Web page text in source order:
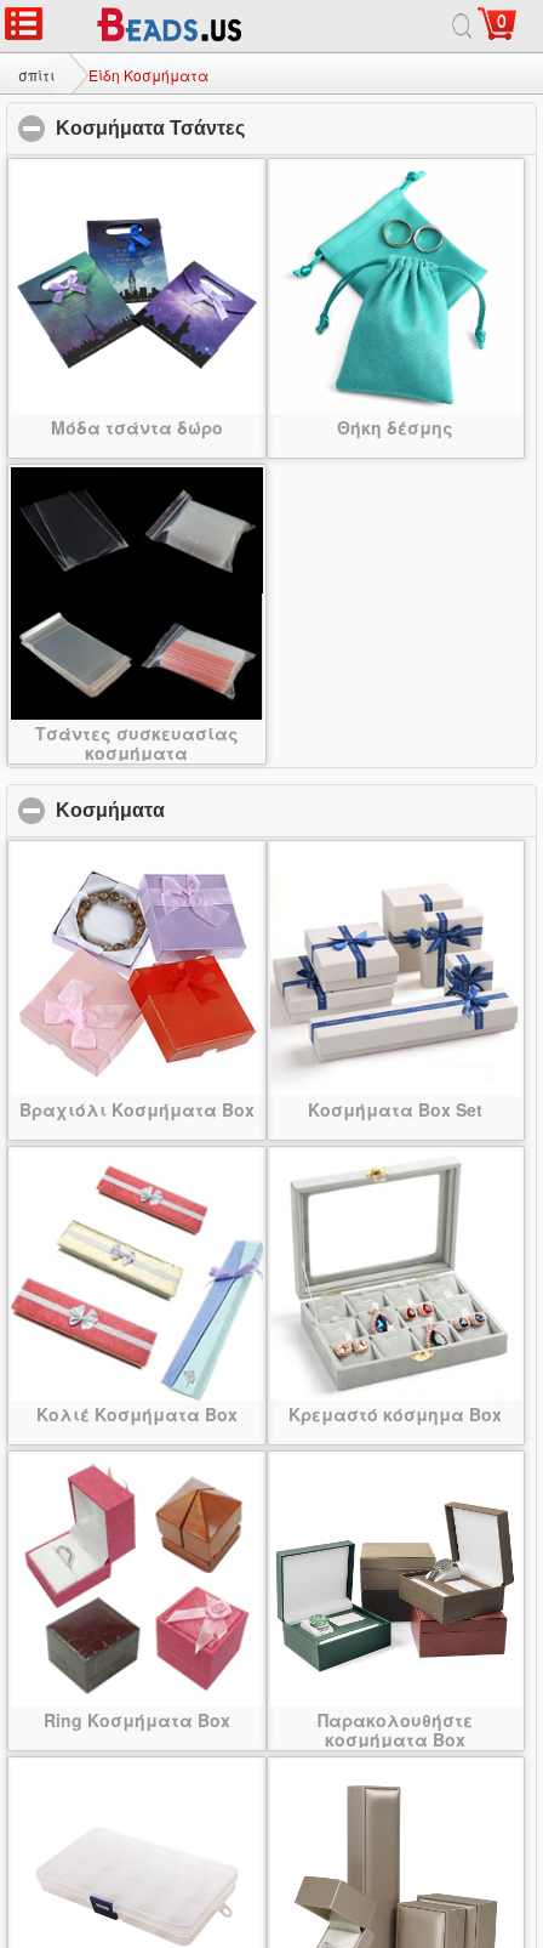
0
σπίτι Είδη Κοσμήματα
Κοσμήματα Τσάντες
Μόδα τσάντα δώρο Θήκη δέσμης
Τσάντες συσκευασίας
κοσμήματα
Κοσμήματα
Βραχιόλι Κοσμήματα Box Κοσμήματα Box Set
Κολιέ Κοσμήματα Box Κρεμαστό κόσμημα Box
Ring Κοσμήματα Box
Παρακολουθήστε
κοσμήματα Box
σπίτι σχετικά με |Επικοινωνήστε μαζί μας Πλήρης ιστοσελίδας
© 2026 Γαλαξίας Κόσμημα Ltd. Όλα τα δικαιώματα διατηρούνται.